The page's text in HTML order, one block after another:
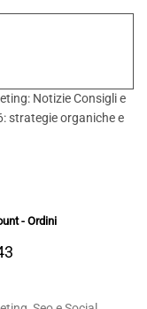
Notizie Consigli e
strategie organiche e
- Ordini